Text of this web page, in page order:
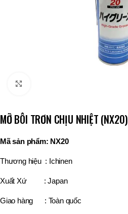
MỠ BÔI TRƠN CHỊU NHIỆT (NX20)
Mã sản phẩm: NX20
Thương hiệu : Ichinen
Xuất Xứ : Japan
Giao hàng : Toàn quốc